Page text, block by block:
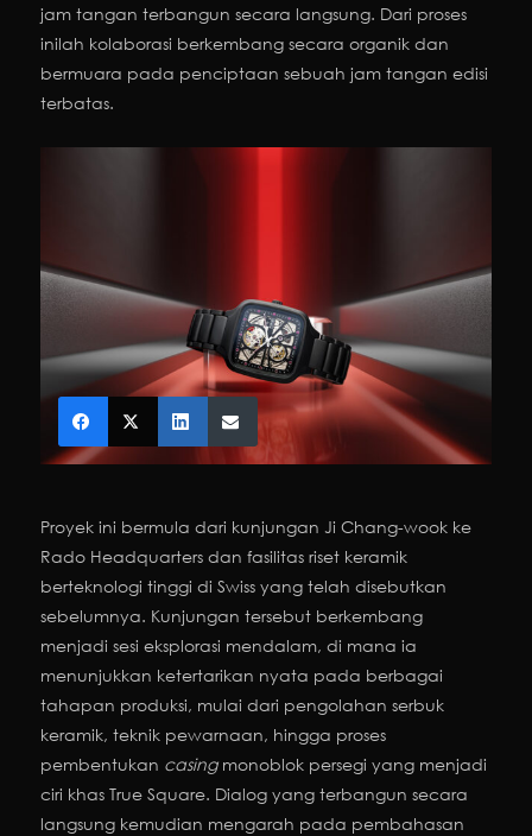
jam tangan terbangun secara langsung. Dari proses
inilah kolaborasi berkembang secara organik dan
bermuara pada penciptaan sebuah jam tangan edisi
terbatas.
Proyek ini bermula dari kunjungan Ji Chang-wook ke
Rado Headquarters dan fasilitas riset keramik
berteknologi tinggi di Swiss yang telah disebutkan
sebelumnya. Kunjungan tersebut berkembang
menjadi sesi eksplorasi mendalam, di mana ia
menunjukkan ketertarikan nyata pada berbagai
tahapan produksi, mulai dari pengolahan serbuk
keramik, teknik pewarnaan, hingga proses
pembentukan casingmonoblok persegi yang menjadi
ciri khas True Square. Dialog yang terbangun secara
langsung kemudian mengarah pada pembahasan